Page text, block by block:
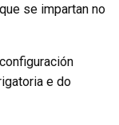
se impartan no
e do